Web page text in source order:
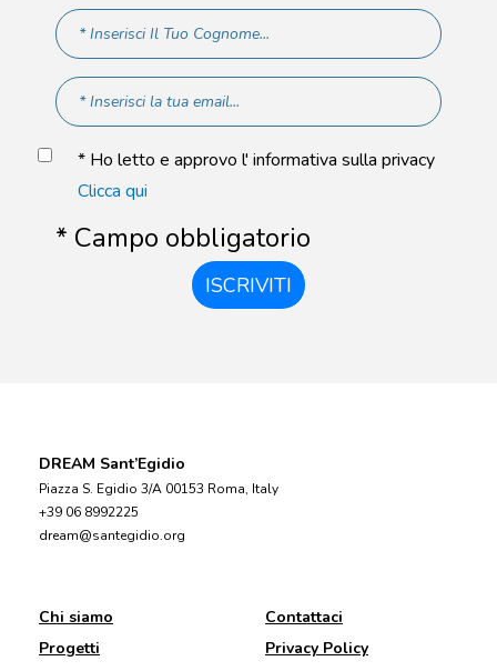
* Ho letto e approvo l' informativa sulla privacy
Clicca qui
* Campo obbligatorio
ISCRIVITI
DREAM Sant’Egidio
Piazza S. Egidio 3/A 00153 Roma, Italy
+39 06 8992225
dream@santegidio.org
Chi siamo
Progetti
Contattaci
Privacy Policy